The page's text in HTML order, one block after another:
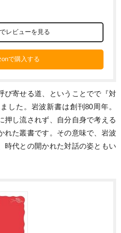
レビューを見る
で購入する
び寄せる道、ということでで『対
した。岩波新書は創刊80周年。
押し流されず、自分自身で考える
れた叢書です。その意味で、岩波
時代との開かれた対話の姿ともい